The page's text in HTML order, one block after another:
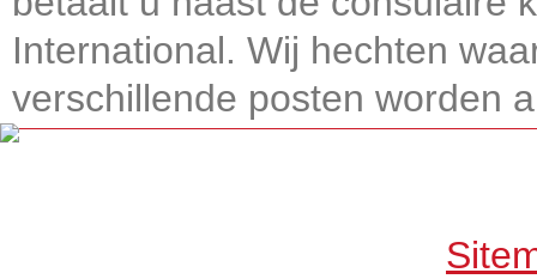
International. Wij hechten
verschillende posten worden